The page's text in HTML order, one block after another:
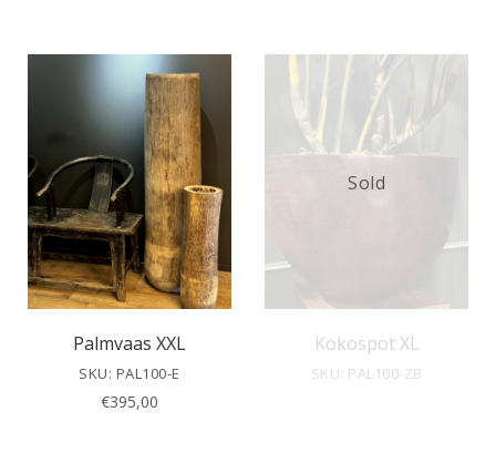
Palmvaas XXL
SKU: PAL100-E
€395,00
Kokospot XL
SKU: PAL100-ZB
Sold